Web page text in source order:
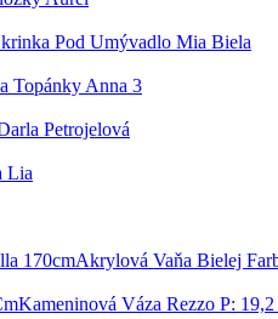
Pod Umývadlo Mia Biela
Topánky Anna 3
Petrojelová
Lia
Akrylová Vaňa Bielej
Kameninová Váza Rezzo P: